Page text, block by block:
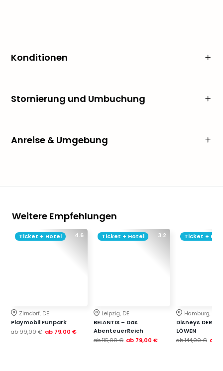
Konditionen
Stornierung und Umbuchung
Anreise & Umgebung
Weitere Empfehlungen
4.6
Ticket + Hotel
Zirndorf, DE
Playmobil Funpark
ab99,00 € ab 79,00 €
3.2
Ticket + Hotel
Leipzig, DE
BELANTIS – Das
AbenteuerReich
ab115,00 € ab 79,00 €
Ticket +
Hamburg, DE
Disneys DER
LÖWEN
ab144,00 € ab